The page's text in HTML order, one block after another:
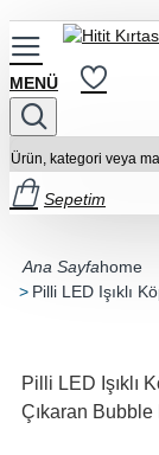
Ürün, kategori veya
Sepetim
home
Pilli LED Işıklı
Pilli LED Işıklı
Çıkaran Bubble